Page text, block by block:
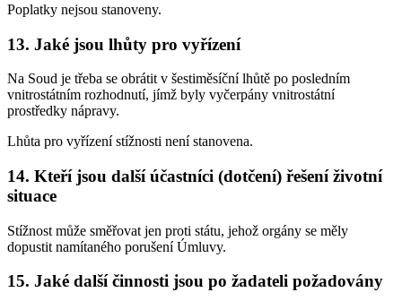
Poplatky nejsou stanoveny.
13. Jaké jsou lhůty pro vyřízení
Na Soud je třeba se obrátit v šestiměsíční lhůtě po posledním
vnitrostátním rozhodnutí, jímž byly vyčerpány vnitrostátní
prostředky nápravy.
Lhůta pro vyřízení stížnosti není stanovena.
14. Kteří jsou další účastníci (dotčení) řešení životní
situace
Stížnost může směřovat jen proti státu, jehož orgány se měly
dopustit namítaného porušení Úmluvy.
15. Jaké další činnosti jsou po žadateli požadovány